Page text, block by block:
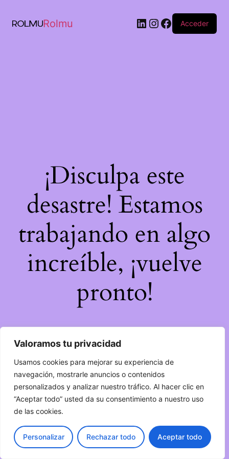
Valoramos tu privacidad
Usamos cookies para mejorar su experiencia de
navegación, mostrarle anuncios o contenidos
personalizados y analizar nuestro tráfico. Al hacer clic en
“Aceptar todo” usted da su consentimiento a nuestro uso
de las cookies.
Personalizar Rechazar todo Aceptar todo
Rolmu Acceder
¡Disculpa este
desastre! Estamos
trabajando en algo
increíble, ¡vuelve
pronto!